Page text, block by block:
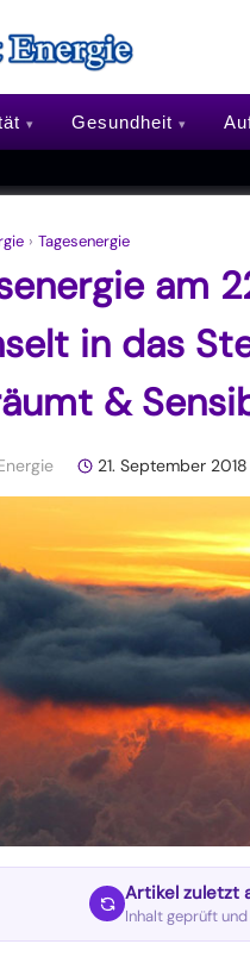
Gesundheit
› Tagesenergie
am
in das
&
21. September 2018
Artikel zuletzt
Inhalt geprüft